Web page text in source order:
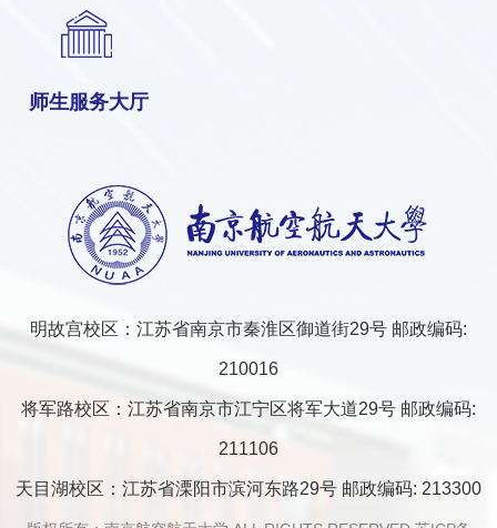
师生服务大厅
明故宫校区：江苏省南京市秦淮区御道街29号 邮政编码:
210016
将军路校区：江苏省南京市江宁区将军大道29号 邮政编码:
211106
天目湖校区：江苏省溧阳市滨河东路29号 邮政编码: 213300